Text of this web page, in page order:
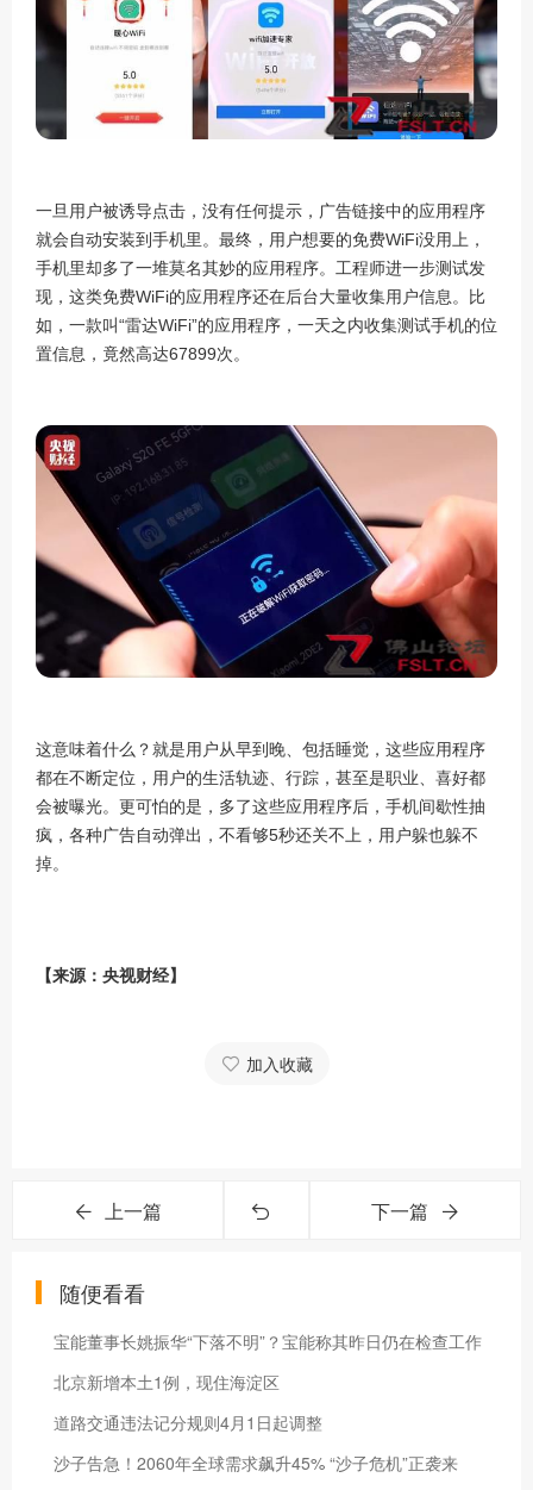
一旦用户被诱导点击，没有任何提示，广告链接中的应用程序
就会自动安装到手机里。最终，用户想要的免费WiFi没用上，
手机里却多了一堆莫名其妙的应用程序。工程师进一步测试发
现，这类免费WiFi的应用程序还在后台大量收集用户信息。比
如，一款叫“雷达WiFi”的应用程序，一天之内收集测试手机的位
置信息，竟然高达67899次。
这意味着什么？就是用户从早到晚、包括睡觉，这些应用程序
都在不断定位，用户的生活轨迹、行踪，甚至是职业、喜好都
会被曝光。更可怕的是，多了这些应用程序后，手机间歇性抽
疯，各种广告自动弹出，不看够5秒还关不上，用户躲也躲不
掉。
【来源：央视财经】
加入收藏
上一篇 下一篇
随便看看
宝能董事长姚振华“下落不明”？宝能称其昨日仍在检查工作
北京新增本土1例，现住海淀区
道路交通违法记分规则4月1日起调整
沙子告急！2060年全球需求飙升45% “沙子危机”正袭来